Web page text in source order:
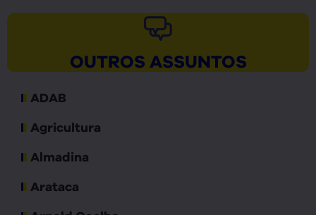
OUTROS ASSUNTOS
ADAB
Agricultura
Almadina
Arataca